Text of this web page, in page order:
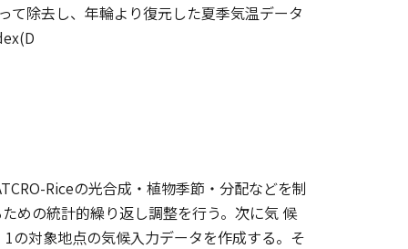
除去し、年輪より復元した夏季気温データ
Riceの光合成・植物季節・分配などを制
めの統計的繰り返し調整を行う。次に気 候
の対象地点の気候入力データを作成する。そ